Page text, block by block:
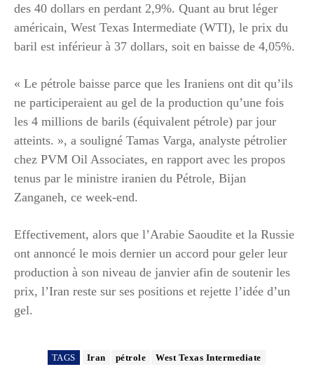
des 40 dollars en perdant 2,9%. Quant au brut léger
américain, West Texas Intermediate (WTI), le prix du
baril est inférieur à 37 dollars, soit en baisse de 4,05%.
« Le pétrole baisse parce que les Iraniens ont dit qu’ils
ne participeraient au gel de la production qu’une fois
les 4 millions de barils (équivalent pétrole) par jour
atteints. », a souligné Tamas Varga, analyste pétrolier
chez PVM Oil Associates, en rapport avec les propos
tenus par le ministre iranien du Pétrole, Bijan
Zanganeh, ce week-end.
Effectivement, alors que l’Arabie Saoudite et la Russie
ont annoncé le mois dernier un accord pour geler leur
production à son niveau de janvier afin de soutenir les
prix, l’Iran reste sur ses positions et rejette l’idée d’un
gel.
TAGS Iran pétrole West Texas Intermediate